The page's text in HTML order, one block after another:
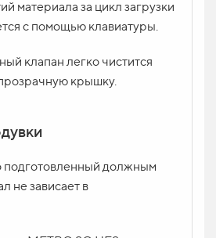
материала за цикл загрузки
с помощью клавиатуры.
клапан легко чистится
крышку.
подготовленный должным
не зависает в